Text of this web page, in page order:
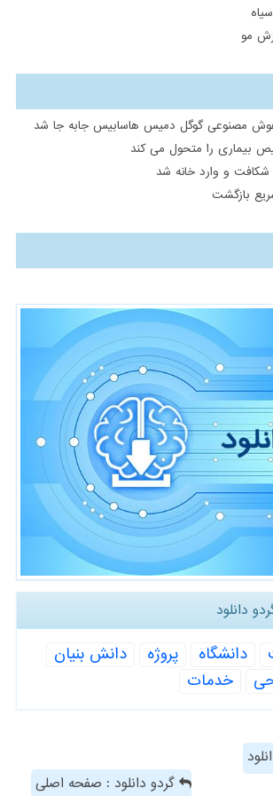
مو
هوش مصنوعی گوگل دمیس هاسابیس جابه جا شد
بیماری را متحول می کند
و وارد خانه شد
بازگشت
دانلود
دانشگاه پروژه
دانش بنیان
خدمات
گردو دانلود : صفحه اصلی